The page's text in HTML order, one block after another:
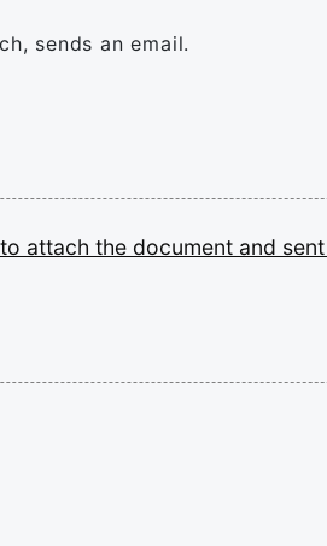
sends an email.
to attach the document and sent